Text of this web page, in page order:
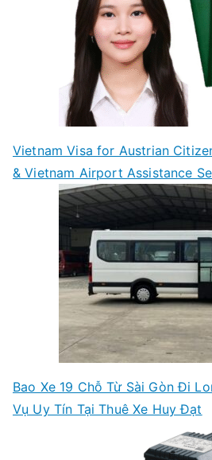
Vietnam Visa for Austrian
& Vietnam Airport Assistance
Bao Xe 19 Chỗ Từ Sài Gòn Đi
Vụ Uy Tín Tại Thuê Xe Huy Đạt